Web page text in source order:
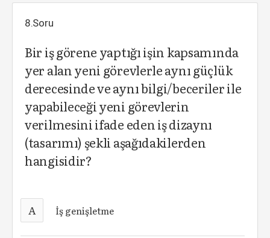
8.Soru
Bir iş görene yaptığı işin kapsamında
yer alan yeni görevlerle aynı güçlük
derecesinde ve aynı bilgi/beceriler ile
yapabileceği yeni görevlerin
verilmesini ifade eden iş dizaynı
(tasarımı) şekli aşağıdakilerden
hangisidir?
A İş genişletme